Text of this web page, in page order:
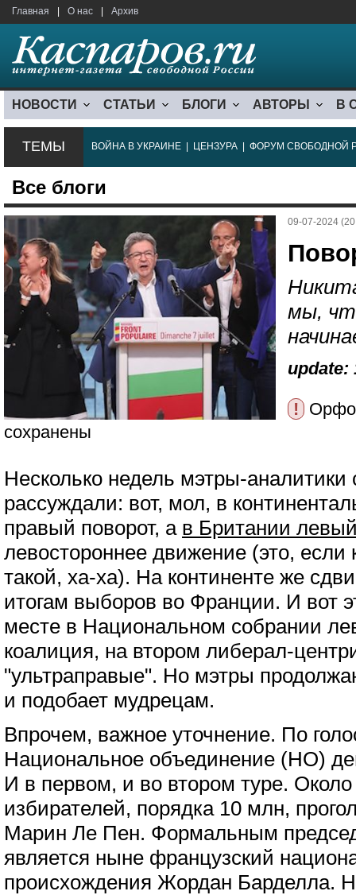
Главная О нас Архив
НОВОСТИ СТАТЬИ БЛОГИ АВТОРЫ В
ТЕМЫ ВОЙНА В УКРАИНЕ ЦЕНЗУРА ФОРУМ СВОБОДНОЙ
Все блоги
09-07-2024
мы,
update:
!
сохранены
Несколько недель мэтры-
рассуждали: вот, мол, в
правый поворот, а в Британии
левостороннее движение (это,
такой, ха-ха). На континенте же
итогам выборов во Франции. И вот
месте в Национальном собрании
коалиция, на втором либерал-
"ультраправые". Но мэтры
и подобает мудрецам.
Впрочем, важное уточнение. По
Национальное объединение (НО)
И в первом, и во втором туре.
избирателей, порядка 10 млн,
Марин Ле Пен. Формальным
является ныне французский
происхождения Жордан Барделла.